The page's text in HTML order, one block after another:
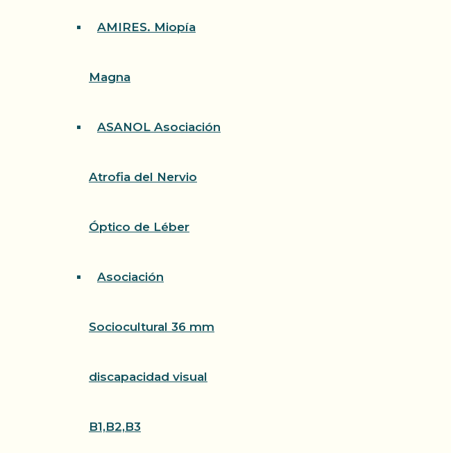
AMIRES. Miopía
Magna
ASANOL Asociación
Atrofia del Nervio
Óptico de Léber
Asociación
Sociocultural 36 mm
discapacidad visual
B1,B2,B3